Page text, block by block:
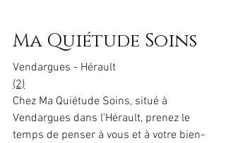
Ma Quiétude Soins
Vendargues - Hérault
(2)
Chez Ma Quiétude Soins, situé à
Vendargues dans l'Hérault, prenez le
temps de penser à vous et à votre bien-